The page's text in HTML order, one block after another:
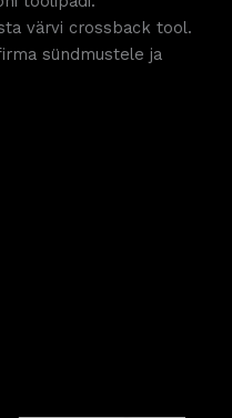
värvi crossback tool.
sündmustele ja